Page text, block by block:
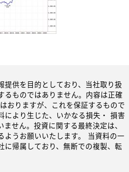
提供を目的としており、当社取り扱
るものではありません。内容は正確
おりますが、これを保証するもので
により生じた、いかなる損失・ 損害
せん。投資に関する最終決定は、
ようお願いいたします。 当資料の一
に帰属しており、無断での複製、転